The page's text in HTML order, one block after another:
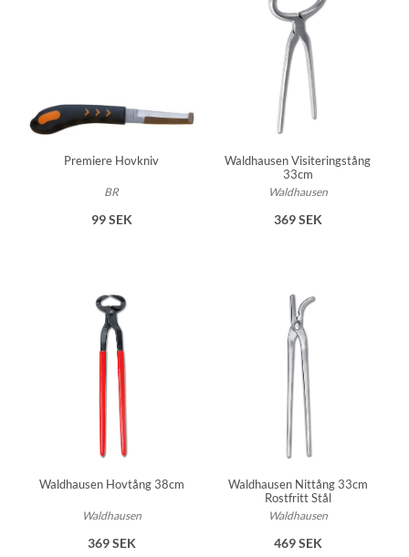
Premiere Hovkniv
BR
99 SEK
Waldhausen Visiteringstång
33cm
Waldhausen
369 SEK
Waldhausen Hovtång 38cm
Waldhausen
369 SEK
Waldhausen Nittång 33cm
Rostfritt Stål
Waldhausen
469 SEK